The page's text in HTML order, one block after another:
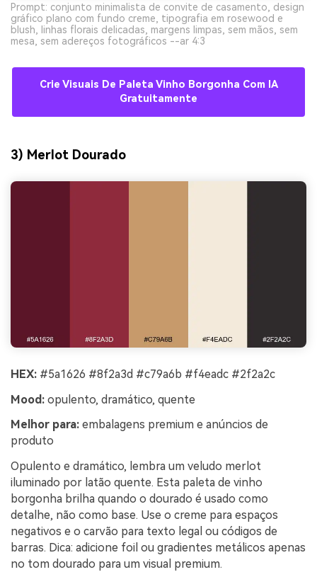
Prompt: conjunto minimalista de convite de casamento, design
gráfico plano com fundo creme, tipografia em rosewood e
blush, linhas florais delicadas, margens limpas, sem mãos, sem
mesa, sem adereços fotográficos --ar 4:3
Crie Visuais De Paleta Vinho Borgonha Com IA
Gratuitamente
3) Merlot Dourado
HEX: #5a1626 #8f2a3d #c79a6b #f4eadc #2f2a2c
Mood: opulento, dramático, quente
Melhor para: embalagens premium e anúncios de
produto
Opulento e dramático, lembra um veludo merlot
iluminado por latão quente. Esta paleta de vinho
borgonha brilha quando o dourado é usado como
detalhe, não como base. Use o creme para espaços
negativos e o carvão para texto legal ou códigos de
barras. Dica: adicione foil ou gradientes metálicos apenas
no tom dourado para um visual premium.